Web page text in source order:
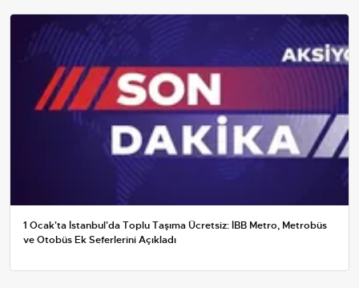
1 Ocak'ta İstanbul'da Toplu Taşıma Ücretsiz: İBB Metro, Metrobüs
ve Otobüs Ek Seferlerini Açıkladı